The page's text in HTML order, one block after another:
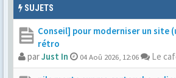
SUJETS
Conseil] pour moderniser un site
rétro
parJust In 04 Aoû 2026, 12:06
Le